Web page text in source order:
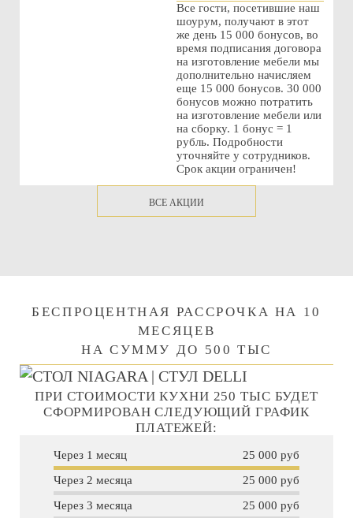
Все гости, посетившие наш
шоурум, получают в этот
же день 15 000 бонусов, во
время подписания договора
на изготовление мебели мы
дополнительно начисляем
еще 15 000 бонусов. 30 000
бонусов можно потратить
на изготовление мебели или
на сборку. 1 бонус = 1
рубль. Подробности
уточняйте у сотрудников.
Срок акции ограничен!
ВСЕ АКЦИИ
БЕСПРОЦЕНТНАЯ РАССРОЧКА НА 10
МЕСЯЦЕВ
НА СУММУ ДО 500 ТЫС
ПРИ СТОИМОСТИ КУХНИ 250 ТЫС БУДЕТ
СФОРМИРОВАН СЛЕДУЮЩИЙ ГРАФИК
ПЛАТЕЖЕЙ:
Через 1 месяц
25 000 руб
Через 2 месяца
25 000 руб
Через 3 месяца
25 000 руб